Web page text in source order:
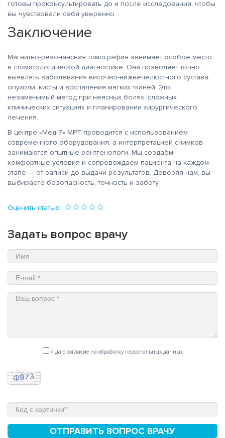
готовы проконсультировать до и после исследования, чтобы
вы чувствовали себя уверенно.
Заключение
Магнитно-резонансная томография занимает особое место
в стоматологической диагностике. Она позволяет точно
выявлять заболевания височно-нижнечелюстного сустава,
опухоли, кисты и воспаления мягких тканей. Это
незаменимый метод при неясных болях, сложных
клинических ситуациях и планировании хирургического
лечения.
В центре «Мед-7» МРТ проводится с использованием
современного оборудования, а интерпретацией снимков
занимаются опытные рентгенологи. Мы создаём
комфортные условия и сопровождаем пациента на каждом
этапе — от записи до выдачи результатов. Доверяя нам, вы
выбираете безопасность, точность и заботу.
Оценить статью:
Задать вопрос врачу
Я даю согласие на обработку персональных данных
ОТПРАВИТЬ ВОПРОС ВРАЧУ